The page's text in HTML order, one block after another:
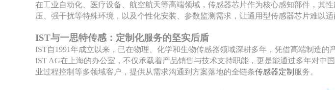
在工业自动化、医疗设备、航空航天等高端领域，传感器芯片作为核心感知部件，其
压、强干扰等特殊环境，以及个性化安装、参数监测需求，让通用型传感器芯片难以适
IST与一思特传感：定制化服务的坚实后盾
IST自1991年成立以来，已在物理、化学和生物传感器领域深耕多年，凭借高端制造的
IST AG在上海的办公室，不仅承载着产品销售与技术支持职能，更是能通过多年对
业过程控制等多领域客户，提供从需求沟通到方案落地的全链条传感器定制 服务。